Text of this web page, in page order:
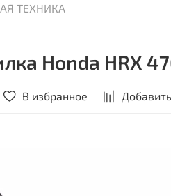
ТЕХНИКА
Honda HRX
В избранное